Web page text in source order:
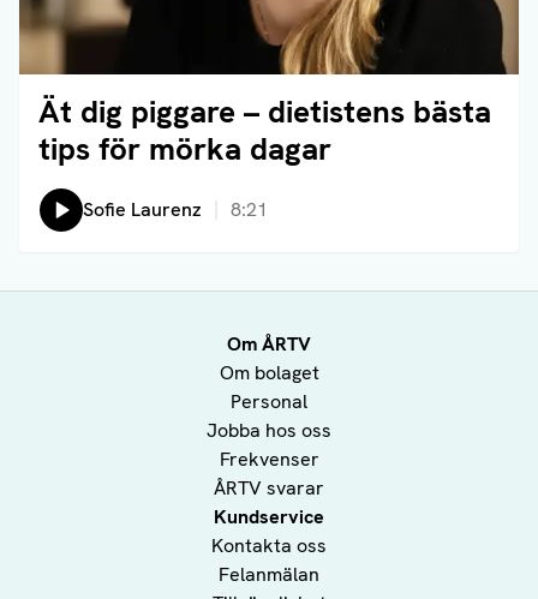
Ät dig piggare – dietistens bästa
tips för mörka dagar
Läs artikel
Lyssna på:
Sofie Laurenz 8:21
Om ÅRTV
Om bolaget
Personal
Jobba hos oss
Frekvenser
ÅRTV svarar
Kundservice
Kontakta oss
Felanmälan